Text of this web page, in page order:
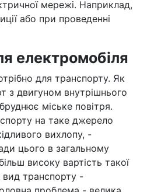
мережі. Наприклад,
або при проведенні
електромобіля
для транспорту. Як
з двигуном внутрішнього
міське повітря.
на таке джерело
вихлопу, -
цього в загальному
високу вартість такої
вид транспорту -